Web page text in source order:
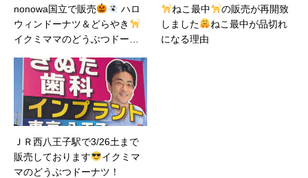
nonowa国立で販売
ハロ
ウィンドーナツ＆どらやき
イクミママのどうぶつドーナ
ねこ最中
の販売が再開致
しました
ねこ最中が品切れ
になる理由
ＪＲ西八王子駅で3/26土まで
販売しております
イクミマ
マのどうぶつドーナツ！